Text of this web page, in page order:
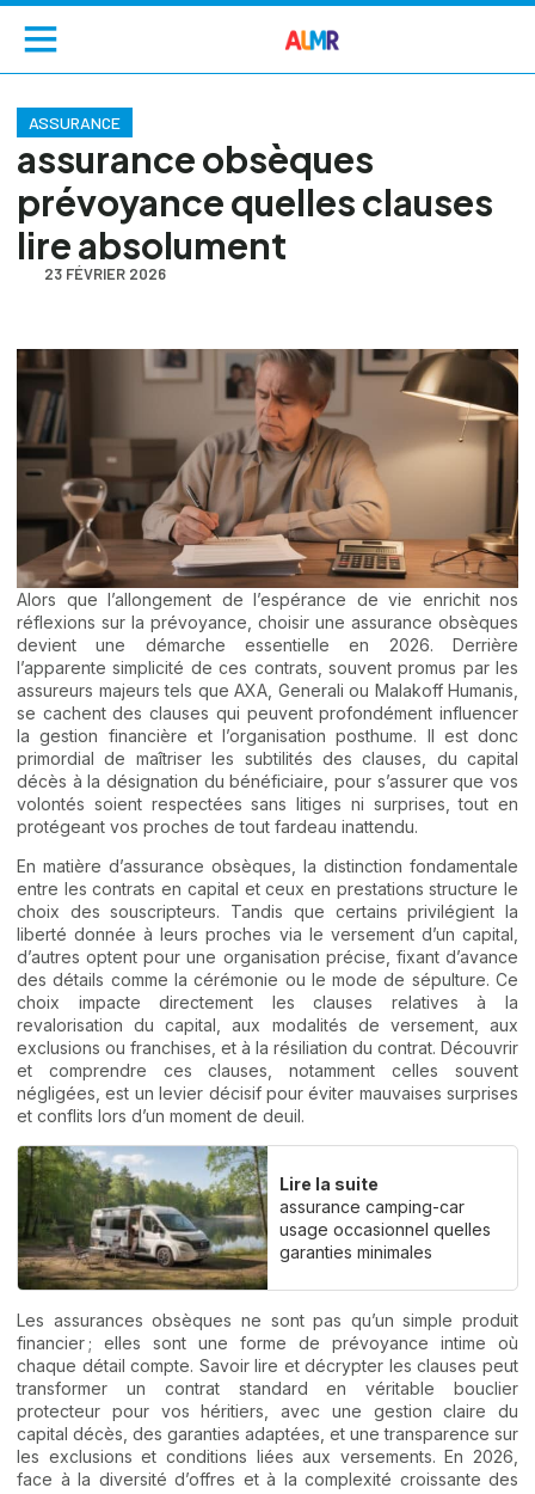
ASSURANCE
assurance obsèques
prévoyance quelles clauses
lire absolument
23 FÉVRIER 2026
Alors que l’allongement de l’espérance de vie enrichit nos
réflexions sur la prévoyance, choisir une assurance obsèques
devient une démarche essentielle en 2026. Derrière
l’apparente simplicité de ces contrats, souvent promus par les
assureurs majeurs tels que AXA, Generali ou Malakoff Humanis,
se cachent des clauses qui peuvent profondément influencer
la gestion financière et l’organisation posthume. Il est donc
primordial de maîtriser les subtilités des clauses, du capital
décès à la désignation du bénéficiaire, pour s’assurer que vos
volontés soient respectées sans litiges ni surprises, tout en
protégeant vos proches de tout fardeau inattendu.
En matière d’assurance obsèques, la distinction fondamentale
entre les contrats en capital et ceux en prestations structure le
choix des souscripteurs. Tandis que certains privilégient la
liberté donnée à leurs proches via le versement d’un capital,
d’autres optent pour une organisation précise, fixant d’avance
des détails comme la cérémonie ou le mode de sépulture. Ce
choix impacte directement les clauses relatives à la
revalorisation du capital, aux modalités de versement, aux
exclusions ou franchises, et à la résiliation du contrat. Découvrir
et comprendre ces clauses, notamment celles souvent
négligées, est un levier décisif pour éviter mauvaises surprises
et conflits lors d’un moment de deuil.
Lire la suite
assurance camping-car
usage occasionnel quelles
garanties minimales
Les assurances obsèques ne sont pas qu’un simple produit
financier ; elles sont une forme de prévoyance intime où
chaque détail compte. Savoir lire et décrypter les clauses peut
transformer un contrat standard en véritable bouclier
protecteur pour vos héritiers, avec une gestion claire du
capital décès, des garanties adaptées, et une transparence sur
les exclusions et conditions liées aux versements. En 2026,
face à la diversité d’offres et à la complexité croissante des